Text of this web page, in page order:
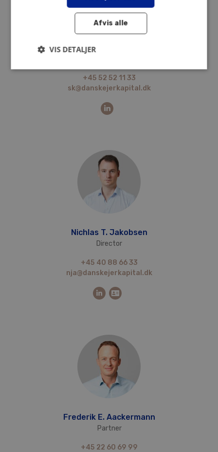
Silje Kældsø
+45 52 52 11 33
sk@danskejerkapital.dk
Nichlas T. Jakobsen
Director
+45 40 88 66 33
nja@danskejerkapital.dk
Frederik E. Aackermann
Partner
+45 22 60 69 99
Afvis alle
VIS DETALJER